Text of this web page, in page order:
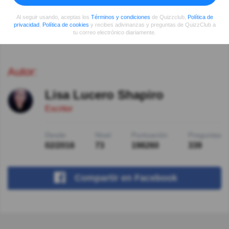
Ver más comentarios
Autor:
Lisa Lucero Shapiro
Escritor
02/2016 198260 339
Compartir en Facebook
Al seguir usando, aceptas los Términos y condiciones de Quizzclub, Política de
privacidad
Política de cookies y recibes adivinanzas y preguntas de QuizzClub a
tu correo electrónico diariamente.